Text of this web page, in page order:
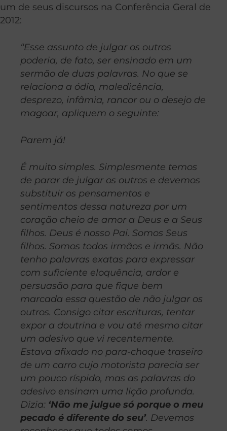
um de seus discursos na Conferência Geral de
2012:
“Esse assunto de julgar os outros
poderia, de fato, ser ensinado em um
sermão de duas palavras. No que se
relaciona a ódio, maledicência,
desprezo, infâmia, rancor ou o desejo de
magoar, apliquem o seguinte:
Parem já!
É muito simples. Simplesmente temos
de parar de julgar os outros e devemos
substituir os pensamentos e
sentimentos dessa natureza por um
coração cheio de amor a Deus e a Seus
filhos. Deus é nosso Pai. Somos Seus
filhos. Somos todos irmãos e irmãs. Não
tenho palavras exatas para expressar
com suficiente eloquência, ardor e
persuasão para que fique bem
marcada essa questão de não julgar os
outros. Consigo citar escrituras, tentar
expor a doutrina e vou até mesmo citar
um adesivo que vi recentemente.
Estava afixado no para-choque traseiro
de um carro cujo motorista parecia ser
um pouco ríspido, mas as palavras do
adesivo ensinam uma lição profunda.
Dizia: ‘Não me julgue só porque o meu
pecado é diferente do seu’. Devemos